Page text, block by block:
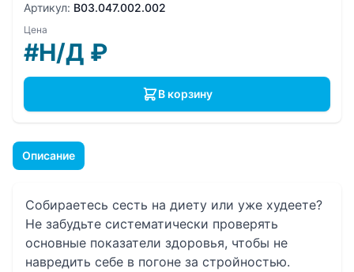
Описание
Собираетесь сесть на диету или уже худеете?
Не забудьте систематически проверять
основные показатели здоровья, чтобы не
навредить себе в погоне за стройностью.
Артикул: B03.047.002.002
Цена
#Н/Д ₽
В корзину